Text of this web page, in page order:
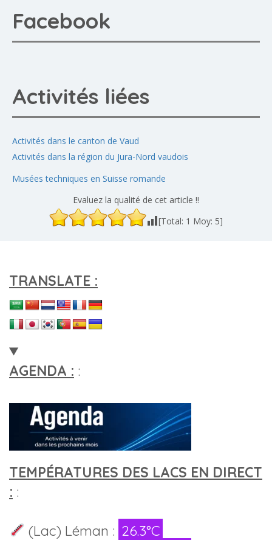
Facebook
Activités liées
Activités dans le canton de Vaud
Activités dans la région du Jura-Nord vaudois
Musées techniques en Suisse romande
Evaluez la qualité de cet article !!
[Total: 1 Moy: 5]
TRANSLATE :
AGENDA : :
TEMPÉRATURES DES LACS EN DIRECT
: :
(Lac) Léman : 26.3°C